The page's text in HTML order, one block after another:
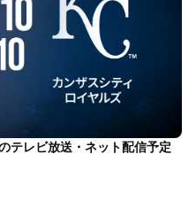
テレビ放送・ネット配信予定